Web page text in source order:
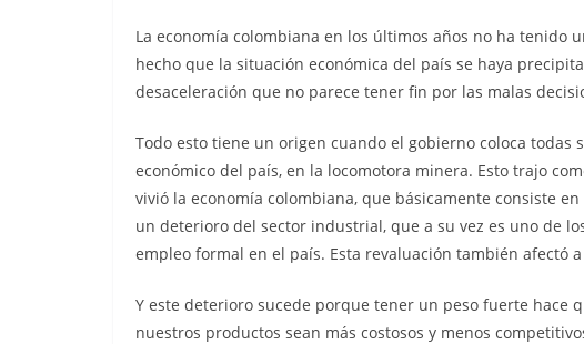
La economía colombiana en los últimos años no ha tenido
hecho que la situación económica del país se haya
desaceleración que no parece tener fin por las malas
Todo esto tiene un origen cuando el gobierno coloca todas
económico del país, en la locomotora minera. Esto trajo
vivió la economía colombiana, que básicamente consiste
un deterioro del sector industrial, que a su vez es uno de
empleo formal en el país. Esta revaluación también afectó
Y este deterioro sucede porque tener un peso fuerte hace
nuestros productos sean más costosos y menos